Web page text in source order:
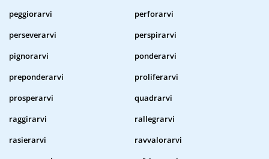
peggiorarvi
perforarvi
perseverarvi
perspirarvi
pignorarvi
ponderarvi
preponderarvi
proliferarvi
prosperarvi
quadrarvi
raggirarvi
rallegrarvi
rasierarvi
ravvalorarvi